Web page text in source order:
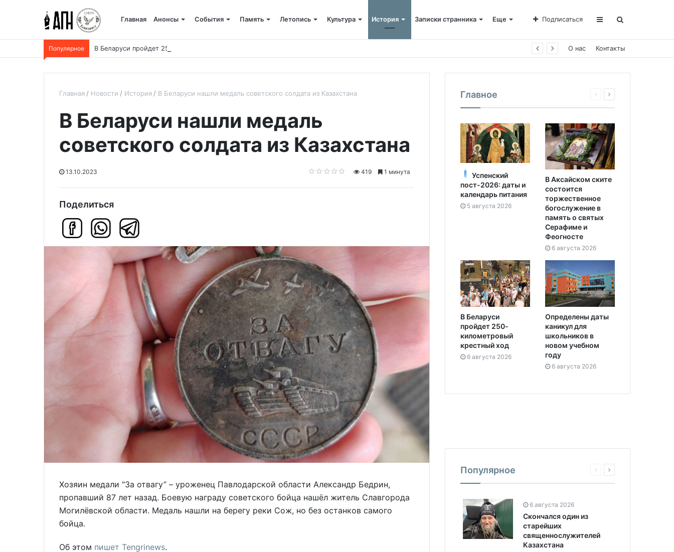
Главная Анонсы События Память Летопись Культура История Записки странника Еще Подписаться
Популярное В Беларуси пройдет 250-километровый крестный ход О нас Контакты
Главная Новости История В Беларуси нашли медаль советского солдата из Казахстана
В Беларуси нашли медаль
советского солдата из Казахстана
13.10.2023 419 1 минута
Поделиться
Хозяин медали "За отвагу” – уроженец Павлодарской области Александр Бедрин,
пропавший 87 лет назад. Боевую награду советского бойца нашёл житель Славгорода
Могилёвской области. Медаль нашли на берегу реки Сож, но без останков самого
бойца.
Об этом пишет Tengrinews.
Главное
Успенский
пост-2026: даты и
календарь питания
5 августа 2026
В Аксайском ските
состоится
торжественное
богослужение в
память о святых
Серафиме и
Феогносте
6 августа 2026
В Беларуси
пройдет 250-
километровый
крестный ход
6 августа 2026
Определены даты
каникул для
школьников в
новом учебном
году
6 августа 2026
Популярное
6 августа 2026
Скончался один из
старейших
священнослужителей
Казахстана